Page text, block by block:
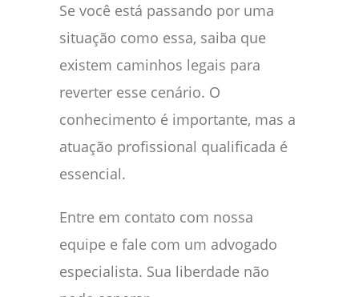
Se você está passando por uma
situação como essa, saiba que
existem caminhos legais para
reverter esse cenário. O
conhecimento é importante, mas a
atuação profissional qualificada é
essencial.
Entre em contato com nossa
equipe e fale com um advogado
especialista. Sua liberdade não